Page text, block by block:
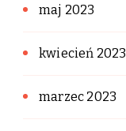
maj 2023
kwiecień 2023
marzec 2023